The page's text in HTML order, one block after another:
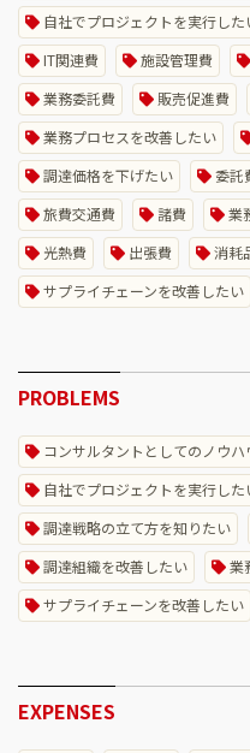
自社でプロジェクトを実行した
IT関連費
施設管理費
業務委託費
販売促進費
業務プロセスを改善したい
調達価格を下げたい
委託
旅費交通費
諸費
業
光熱費
出張費 消耗
サプライチェーンを改善したい
PROBLEMS
コンサルタントとしてのノウ
自社でプロジェクトを実行した
調達戦略の立て方を知りたい
調達組織を改善したい
業
サプライチェーンを改善したい
EXPENSES